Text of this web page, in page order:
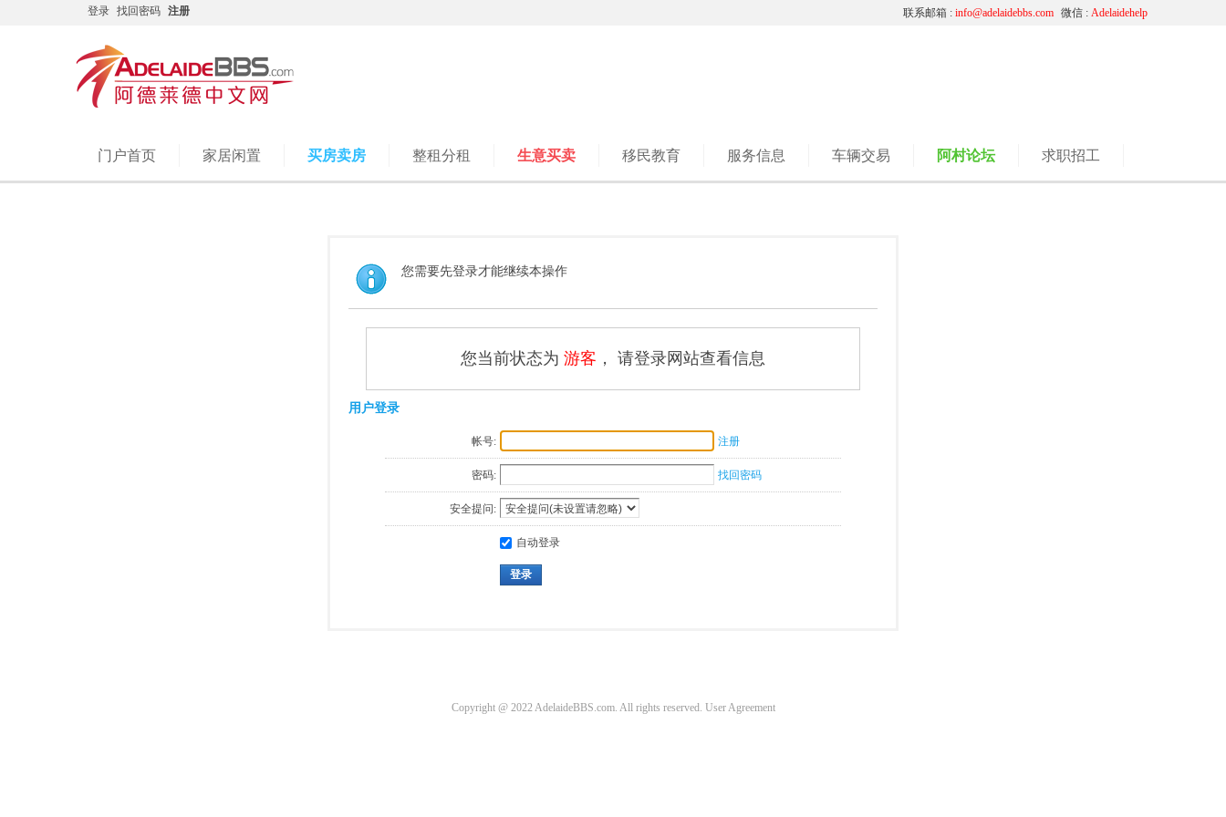
登录 找回密码 注册 微信 : Adelaidehelp
联系邮箱 : info@adelaidebbs.com
门户首页 家居闲置 买房卖房 整租分租 生意买卖 移民教育 服务信息 车辆交易 阿村论坛 求职招工
您需要先登录才能继续本操作
您当前状态为 游客 ， 请登录网站查看信息
用户登录
帐号: 注册
密码: 找回密码
安全提问:
自动登录
登录
Copyright @ 2022 AdelaideBBS.com. All rights reserved. User Agreement